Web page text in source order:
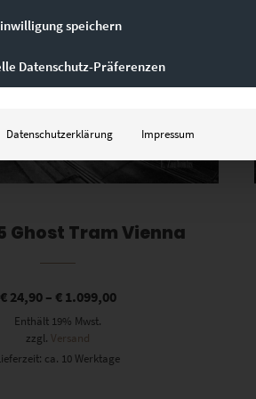
Ghost Tram Vienna
€24,90– €1.099,00
Enthält 19% Mwst.
zzgl.Versand
ca. 10 Werktage
speichern
Datenschutz-Präferenzen
Datenschutzerklärung Impressum